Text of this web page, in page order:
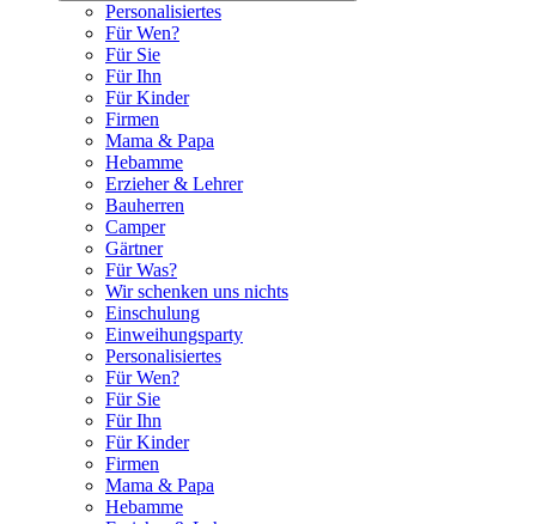
Personalisiertes
Für Wen?
Für Sie
Für Ihn
Für Kinder
Firmen
Mama & Papa
Hebamme
Erzieher & Lehrer
Bauherren
Camper
Gärtner
Für Was?
Wir schenken uns nichts
Einschulung
Einweihungsparty
Personalisiertes
Für Wen?
Für Sie
Für Ihn
Für Kinder
Firmen
Mama & Papa
Hebamme